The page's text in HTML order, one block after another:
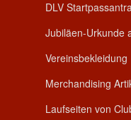
DLV
Jubiläen-Urkunde
Vereinsbekleidung
Merchandising
Laufseiten von